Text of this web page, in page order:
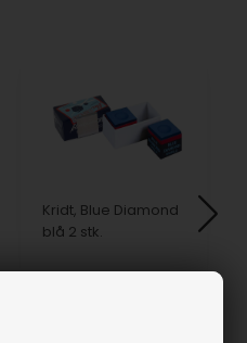
Kridt, Blue Diamond
blå 2 stk.